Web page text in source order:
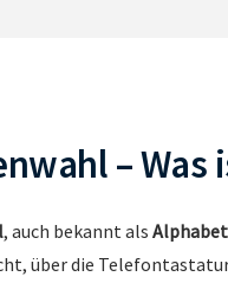
– Was
, auch bekannt als
über die